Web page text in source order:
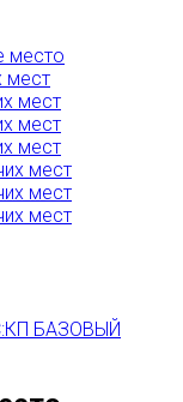
место
мест
мест
мест
мест
мест
мест
мест
БАЗОВЫЙ